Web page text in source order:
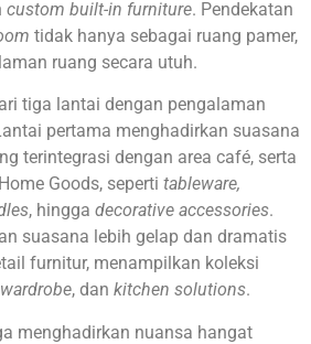
custom built-in furniture. Pendekatan
tidak hanya sebagai ruang pamer,
ruang secara utuh.
tiga lantai dengan pengalaman
pertama menghadirkan suasana
terintegrasi dengan area café, serta
Goods, seperti tableware,
, hingga decorative accessories.
suasana lebih gelap dan dramatis
furnitur, menampilkan koleksi
, dan kitchen solutions.
menghadirkan nuansa hangat